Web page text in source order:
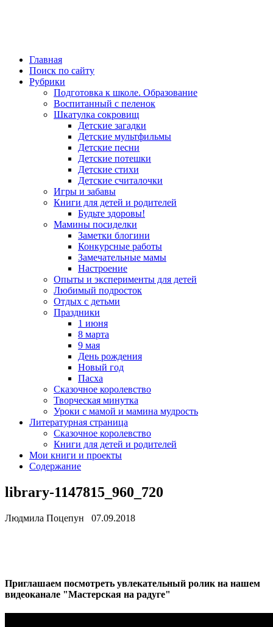
Главная
Поиск по сайту
Рубрики
Подготовка к школе. Образование
Воспитанный с пеленок
Шкатулка сокровищ
Детские загадки
Детские мультфильмы
Детские песни
Детские потешки
Детские стихи
Детские считалочки
Игры и забавы
Книги для детей и родителей
Будьте здоровы!
Мамины посиделки
Заметки блогини
Конкурсные работы
Замечательные мамы
Настроение
Опыты и эксперименты для детей
Любимый подросток
Отдых с детьми
Праздники
1 июня
8 марта
9 мая
День рождения
Новый год
Пасха
Сказочное королевство
Творческая минутка
Уроки с мамой и мамина мудрость
Литературная страница
Сказочное королевство
Книги для детей и родителей
Мои книги и проекты
Содержание
library-1147815_960_720
Людмила Поцепун 07.09.2018
Приглашаем посмотреть увлекательный ролик на нашем
видеоканале "Мастерская на радуге"